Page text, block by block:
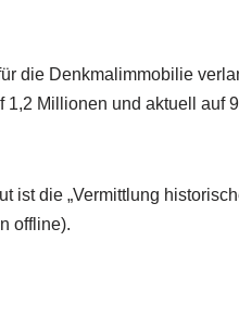
die Denkmalimmobilie
1,2 Millionen und aktuell auf
ist die „Vermittlung
offline).